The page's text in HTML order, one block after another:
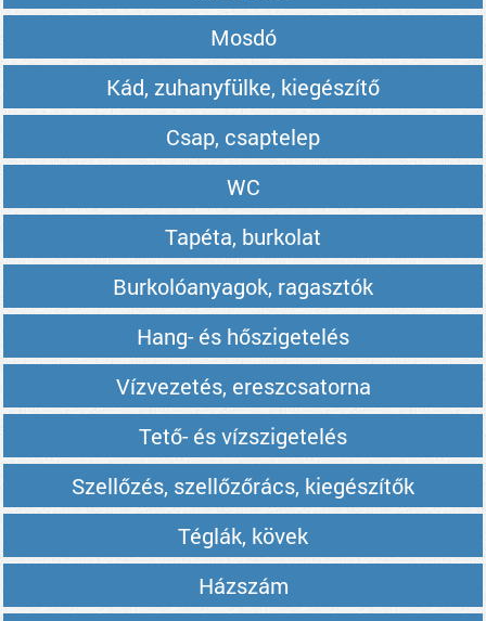
Mosdó
Kád, zuhanyfülke, kiegészítő
Csap, csaptelep
WC
Tapéta, burkolat
Burkolóanyagok, ragasztók
Hang- és hőszigetelés
Vízvezetés, ereszcsatorna
Tető- és vízszigetelés
Szellőzés, szellőzőrács, kiegészítők
Téglák, kövek
Házszám